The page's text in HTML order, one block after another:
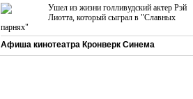
Ушел из жизни голливудский актер Рэй
Лиотта, который сыграл в "Славных
парнях"
Афиша кинотеатра Кронверк Синема